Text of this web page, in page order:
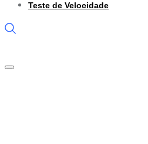
Teste de Velocidade